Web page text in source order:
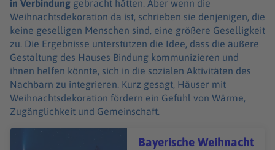
in Verbindung gebracht hätten. Aber wenn die
Weihnachtsdekoration da ist, schrieben sie denjenigen, die
keine geselligen Menschen sind, eine größere Geselligkeit
zu. Die Ergebnisse unterstützen die Idee, dass die äußere
Gestaltung des Hauses Bindung kommunizieren und
ihnen helfen könnte, sich in die sozialen Aktivitäten des
Nachbarn zu integrieren. Kurz gesagt, Häuser mit
Weihnachtsdekoration fördern ein Gefühl von Wärme,
Zugänglichkeit und Gemeinschaft.
Bayerische Weihnacht